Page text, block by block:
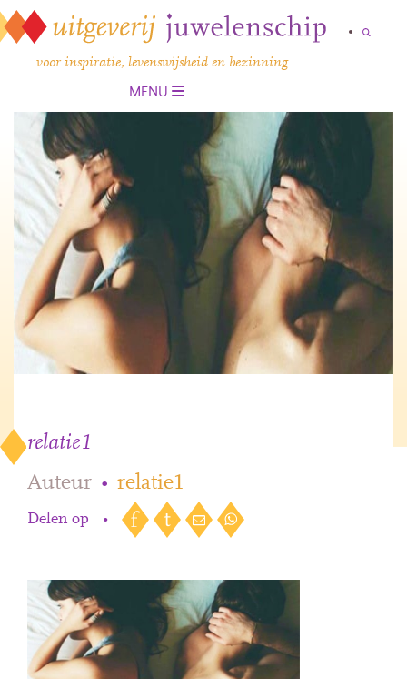
…voor inspiratie, levenswijsheid en bezinning
MENU
relatie1
Auteur • relatie1
Delen op •